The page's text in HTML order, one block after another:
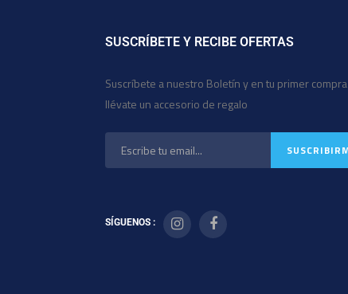
SUSCRÍBETE Y RECIBE OFERTAS
Suscríbete a nuestro Boletín y en tu primer compra
llévate un accesorio de regalo
SÍGUENOS :